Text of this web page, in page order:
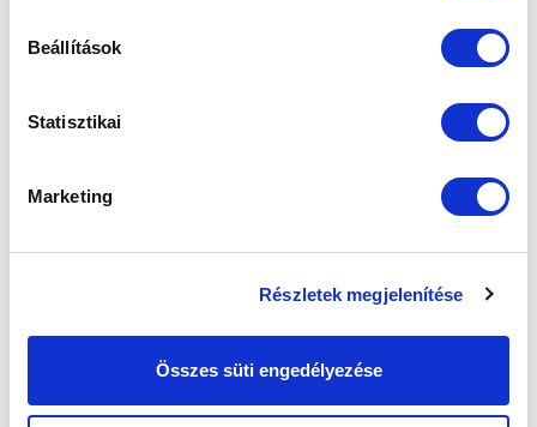
Beállítások
Statisztikai
Marketing
Részletek megjelenítése
Összes süti engedélyezése